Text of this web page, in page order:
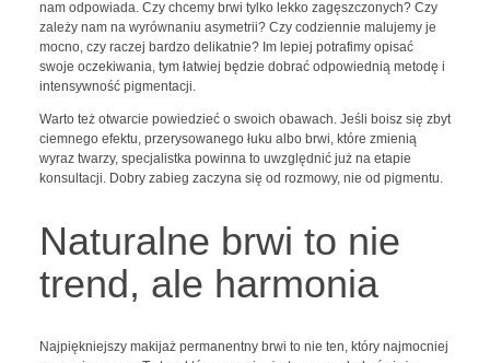
nam odpowiada. Czy chcemy brwi tylko lekko zagęszczonych? Czy
zależy nam na wyrównaniu asymetrii? Czy codziennie malujemy je
mocno, czy raczej bardzo delikatnie? Im lepiej potrafimy opisać
swoje oczekiwania, tym łatwiej będzie dobrać odpowiednią metodę i
intensywność pigmentacji.
Warto też otwarcie powiedzieć o swoich obawach. Jeśli boisz się zbyt
ciemnego efektu, przerysowanego łuku albo brwi, które zmienią
wyraz twarzy, specjalistka powinna to uwzględnić już na etapie
konsultacji. Dobry zabieg zaczyna się od rozmowy, nie od pigmentu.
Naturalne brwi to nie
trend, ale harmonia
Najpiękniejszy makijaż permanentny brwi to nie ten, który najmocniej